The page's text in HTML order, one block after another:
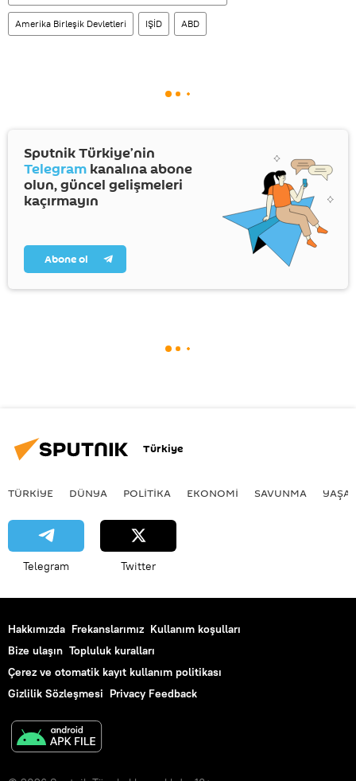
Amerika Birleşik Devletleri IŞİD ABD
Sputnik Türkiye’nin
Telegram kanalına abone
olun, güncel gelişmeleri
kaçırmayın
Abone ol
Türkiye
TÜRKIYE DÜNYA POLİTİKA EKONOMİ SAVUNMA
Telegram Twitter
Hakkımızda Frekanslarımız Kullanım koşulları
Bize ulaşın Topluluk kuralları
Çerez ve otomatik kayıt kullanım politikası
Gizlilik Sözleşmesi Privacy Feedback